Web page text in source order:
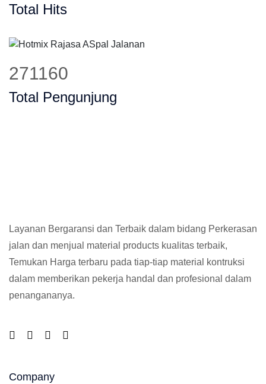
Total Hits
325176
Total Pengunjung
Layanan Bergaransi dan Terbaik dalam bidang Perkerasan
jalan dan menjual material products kualitas terbaik,
Temukan Harga terbaru pada tiap-tiap material kontruksi
dalam memberikan pekerja handal dan profesional dalam
penangananya.
Company